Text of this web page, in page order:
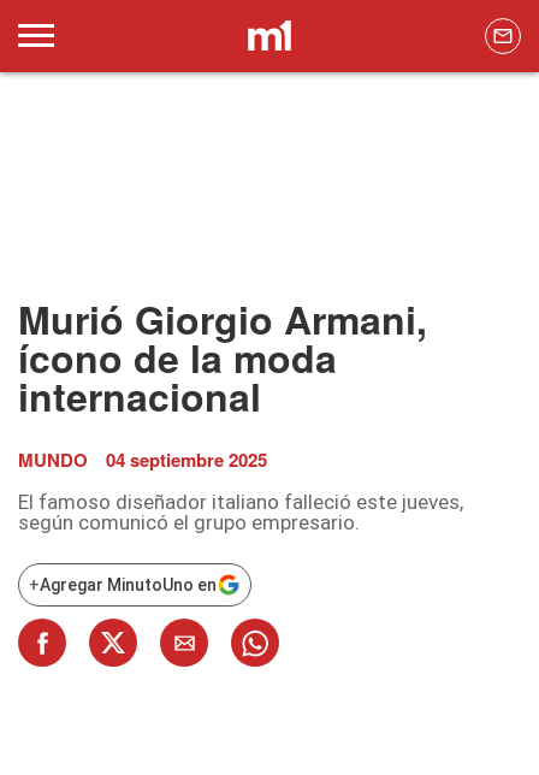
Murió Giorgio Armani,
ícono de la moda
internacional
MUNDO 04 septiembre 2025
El famoso diseñador italiano falleció este jueves,
según comunicó el grupo empresario.
+Agregar MinutoUno en